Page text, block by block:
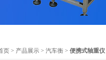
页 > 产品展示 > 汽车衡 > 便携式轴重仪